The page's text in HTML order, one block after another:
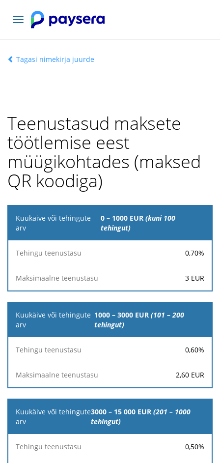
Vaheta
navigatsiooni
Tagasi nimekirja juurde
Teenustasud maksete
töötlemise eest
müügikohtades (maksed
QR koodiga)
Kuukäive
või
teenustasu
teenustasu
0 – 1000 EUR(kuni 100
tehingut)
0,70%
3 EUR
1000 – 3000 EUR(101 – 200
tehingut)
0,60%
2,60 EUR
3000 – 15 000 EUR(201 – 1000
tehingut)
0,50%